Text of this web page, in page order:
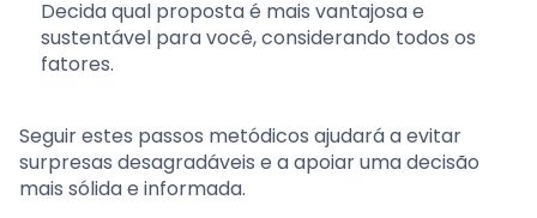
Decida qual proposta é mais vantajosa e
sustentável para você, considerando todos os
fatores.
Seguir estes passos metódicos ajudará a evitar
surpresas desagradáveis e a apoiar uma decisão
mais sólida e informada.